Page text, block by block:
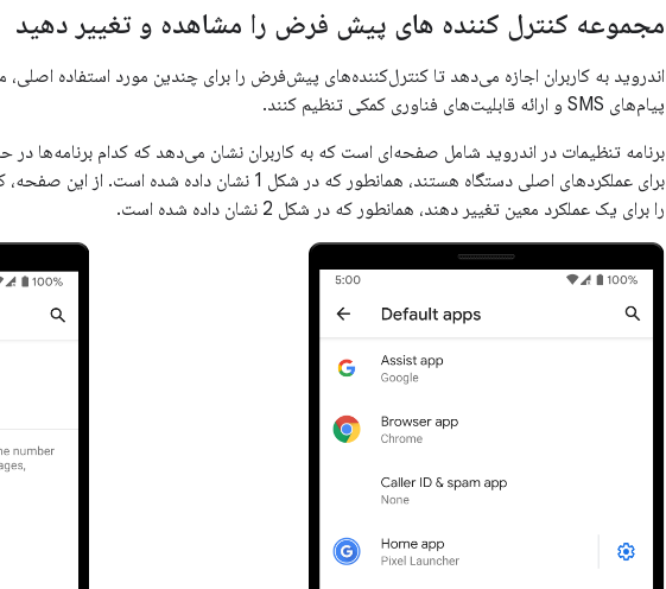
مجموعه کنترل کننده های پیش فرض را مشاهده و تغییر دهید
اندروید به کاربران اجازه می‌دهد تا کنترل‌کننده‌های پیش‌فرض را برای چندین مورد استفاده اصلی،
پیام‌های SMS و ارائه قابلیت‌های فناوری کمکی تنظیم کنند.
برنامه تنظیمات در اندروید شامل صفحه‌ای است که به کاربران نشان می‌دهد که کدام برنامه‌ها
برای عملکردهای اصلی دستگاه هستند، همانطور که در شکل 1
را برای یک عملکرد معین تغییر دهند، همانطور که در شکل 2 نشان داده شده است.